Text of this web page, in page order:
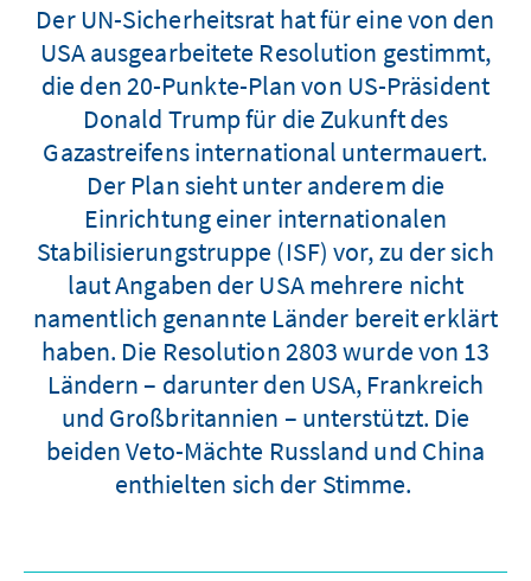
Der UN-Sicherheitsrat hat für eine von den
USA ausgearbeitete Resolution gestimmt,
die den 20-Punkte-Plan von US-Präsident
Donald Trump für die Zukunft des
Gazastreifens international untermauert.
Der Plan sieht unter anderem die
Einrichtung einer internationalen
Stabilisierungstruppe (ISF) vor, zu der sich
laut Angaben der USA mehrere nicht
namentlich genannte Länder bereit erklärt
haben. Die Resolution 2803 wurde von 13
Ländern – darunter den USA, Frankreich
und Großbritannien – unterstützt. Die
beiden Veto-Mächte Russland und China
enthielten sich der Stimme.